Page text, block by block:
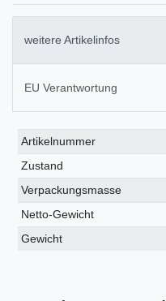
weitere Artikelinfos
EU Verantwortung
Technisches
Merkmal
Wert
Artikelnummer
Zustand
Verpackungsmasse
Netto-Gewicht
Gewicht